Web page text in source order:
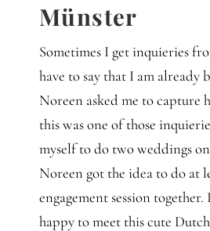
Schreiben
Münster
Sometimes I get inquieries
have to say that I am already
Noreen asked me to capture
this was one of those
myself to do two weddings
Noreen got the idea to do at
engagement session
happy to meet this cute